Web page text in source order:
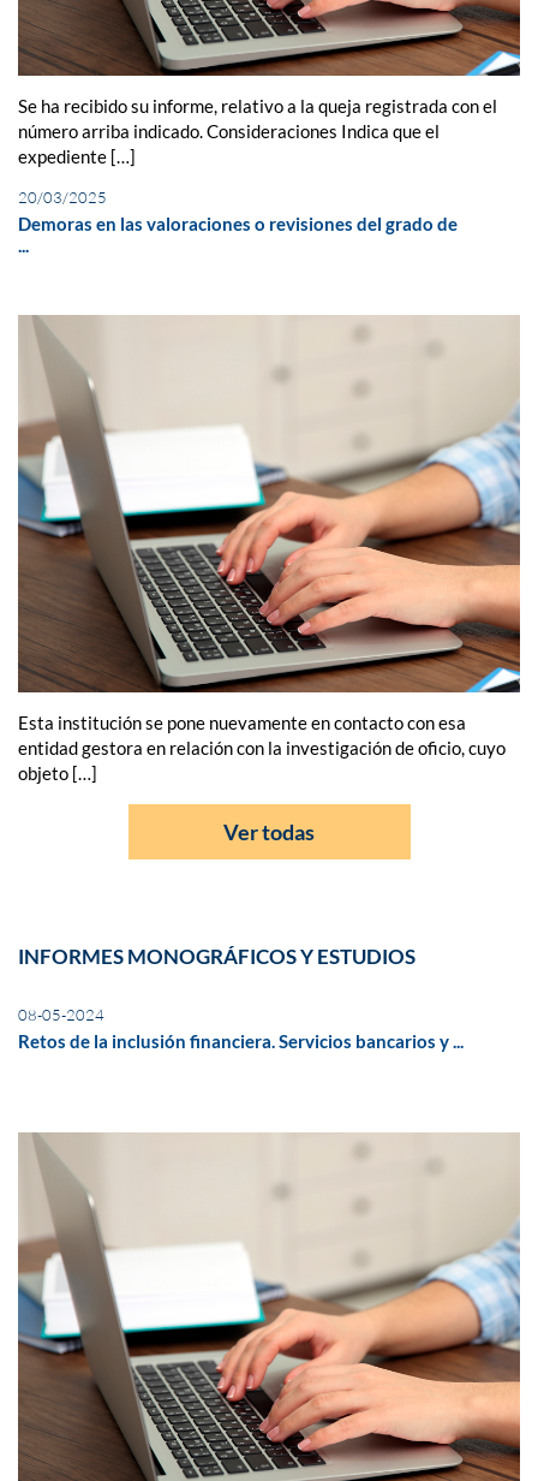
Se ha recibido su informe, relativo a la queja registrada con el
número arriba indicado. Consideraciones Indica que el
expediente […]
20/03/2025
Demoras en las valoraciones o revisiones del grado de
...
Esta institución se pone nuevamente en contacto con esa
entidad gestora en relación con la investigación de oficio, cuyo
objeto […]
Ver todas
INFORMES MONOGRÁFICOS Y ESTUDIOS
08-05-2024
Retos de la inclusión financiera. Servicios bancarios y ...